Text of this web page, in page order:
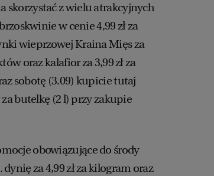
skorzystać z wielu atrakcyjnych
w cenie 4,99 zł za
wieprzowej Kraina Mięs za
oraz kalafior za 3,99 zł za
sobotę (3.09) kupicie tutaj
butelkę (2 l) przy zakupie
obowiązujące do środy
za 4,99 zł za kilogram oraz